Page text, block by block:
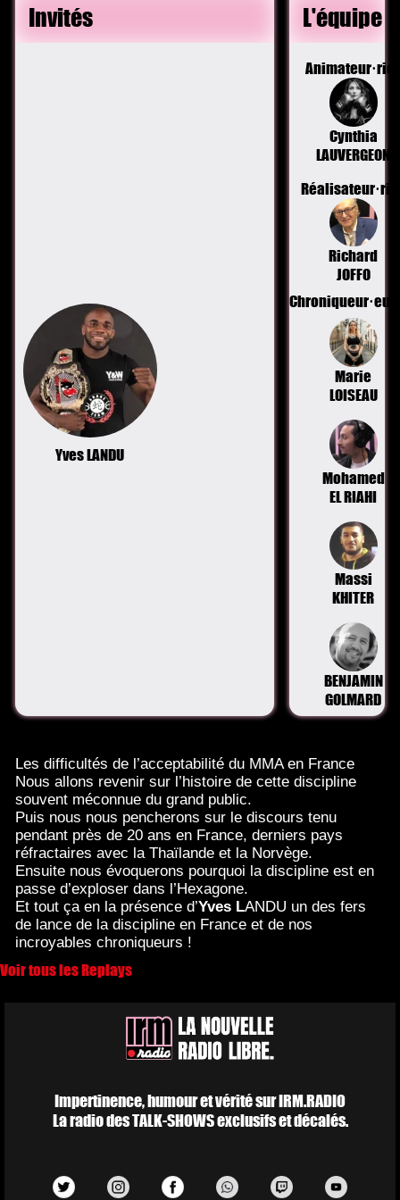
Invités
Yves LANDU
L'équipe
Cynthia
LAUVERGEON
Richard
JOFFO
Marie
LOISEAU
Mohamed
EL RIAHI
Massi
KHITER
BENJAMIN
GOLMARD
Les difficultés de l’acceptabilité du MMA en France
Nous allons revenir sur l’histoire de cette discipline
souvent méconnue du grand public.
Puis nous nous pencherons sur le discours tenu
pendant près de 20 ans en France, derniers pays
réfractaires avec la Thaïlande et la Norvège.
Ensuite nous évoquerons pourquoi la discipline est en
passe d’exploser dans l’Hexagone.
Et tout ça en la présence d’Yves LANDU un des fers
de lance de la discipline en France et de nos
incroyables chroniqueurs !
Voir tous les Replays
Impertinence, humour et vérité sur IRM.RADIO
La radio des TALK-SHOWS exclusifs et décalés.